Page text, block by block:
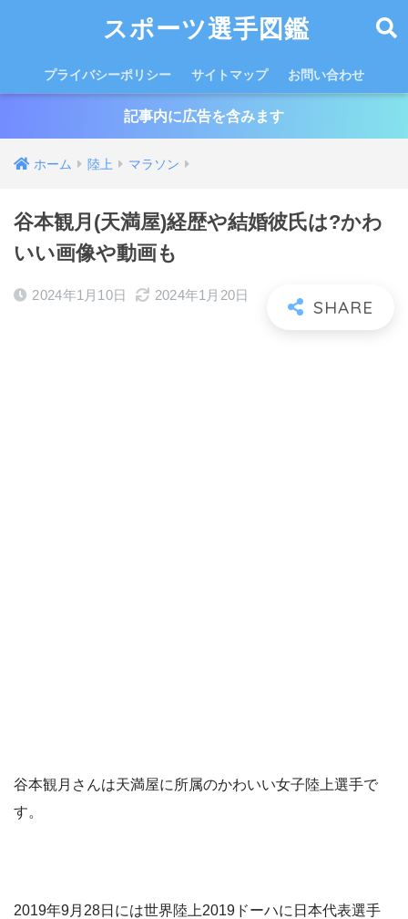
スポーツ選手図鑑
プライバシーポリシー サイトマップ お問い合わせ
記事内に広告を含みます
ホーム 陸上 マラソン
谷本観月(天満屋)経歴や結婚彼氏は?かわ
いい画像や動画も
2024年1月10日 2024年1月20日
谷本観月さんは天満屋に所属のかわいい女子陸上選手で
す。
2019年9月28日には世界陸上2019ドーハに日本代表選手